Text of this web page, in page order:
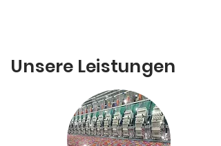
Unsere Leistungen